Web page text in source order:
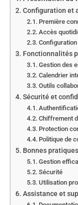
Configuration et
Première
Accès
Fonctionnalités
Gestion des
Calendrier
Outils
Sécurité et
Chiffrement
Protection
Politique de
Bonnes
Gestion
Sécurité
Utilisation
Assistance et